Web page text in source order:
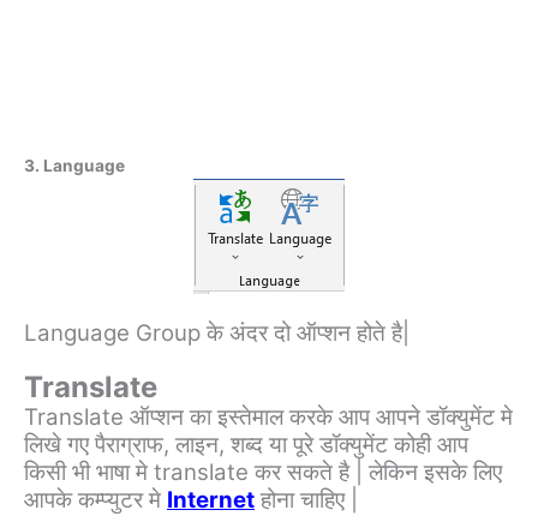
3. Language
Language Group के अंदर दो ऑप्शन होते है|
Translate
Translate ऑप्शन का इस्तेमाल करके आप आपने डॉक्युमेंट मे
लिखे गए पैराग्राफ, लाइन, शब्द या पूरे डॉक्युमेंट कोही आप
किसी भी भाषा मे translate कर सकते है | लेकिन इसके लिए
आपके कम्प्युटर मे Internet होना चाहिए |